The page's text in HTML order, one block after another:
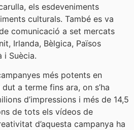
els esdeveniments
culturals. També es va
comunicació a set mercats
Irlanda, Bèlgica, Països
i Suècia.
més potents en
dut a terme fins ara, on s’ha
d’impressions i més de 14,5
de tots els vídeos de
d’aquesta campanya ha